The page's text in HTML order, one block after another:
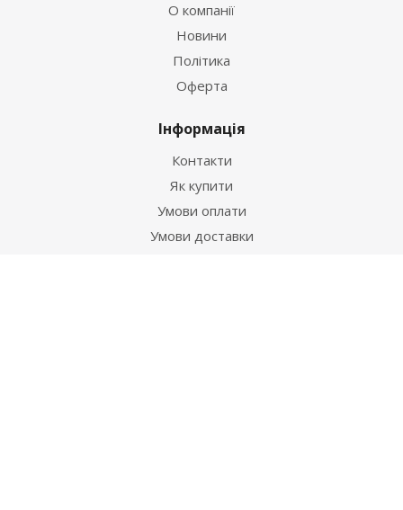
О компанії
Новини
Політика
Оферта
Інформація
Контакти
Як купити
Умови оплати
Умови доставки